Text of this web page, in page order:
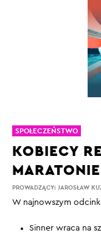
PROWADZĄCY: JAROSŁAW
KOBIECY
W najnowszym
Sinner wraca na
SPOŁECZEŃSTWO